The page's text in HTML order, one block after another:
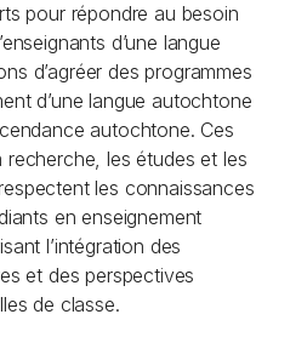
pour répondre au besoin
d’une langue
d’agréer des programmes
d’une langue autochtone
autochtone. Ces
les études et les
les connaissances
en enseignement
l’intégration des
et des perspectives
de classe.